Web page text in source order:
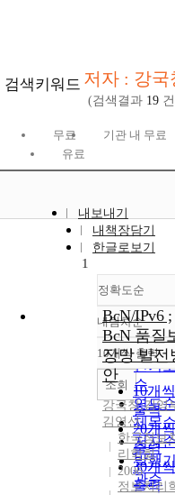
검색키워드 저자 : 강국
(검색결과 19
무료
기관 내 무료
유료
내보내기
내책장담기
한글로보기
정확도순
정확
순
인기
순
연도
제목
저자
발행
관순
내림차순
내림
10개씩 출력
10개씩
출력
20개씩
출력
30개씩
출력
조회
1
BcN/IPv6 ;
BcN 품질
장망 발전
안
강국창,김영
김영선
한국정보
리학회
2006
정보처리